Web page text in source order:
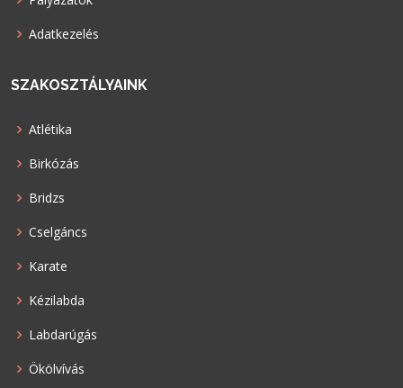
Adatkezelés
SZAKOSZTÁLYAINK
Atlétika
Birkózás
Bridzs
Cselgáncs
Karate
Kézilabda
Labdarúgás
Ökölvívás